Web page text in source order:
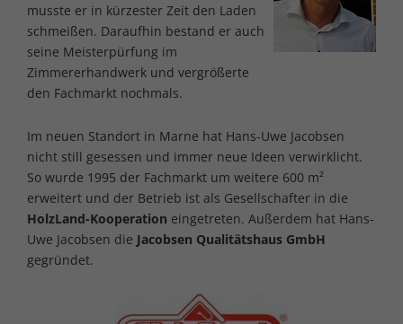
musste er in kürzester Zeit den Laden
schmeißen. Daraufhin bestand er auch
seine Meisterpürfung im
Zimmererhandwerk und vergrößerte
den Fachmarkt nochmals.
Im neuen Standort in Marne hat Hans-Uwe Jacobsen
nicht still gesessen und immer neue Ideen verwirklicht.
So wurde 1995 der Fachmarkt um weitere 600 m²
erweitert und der Betrieb ist als Gesellschafter in die
HolzLand-Kooperation eingetreten. Außerdem hat Hans-
Uwe Jacobsen die Jacobsen Qualitätshaus GmbH
gegründet.